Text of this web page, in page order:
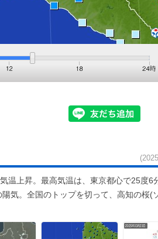
温上昇。最高気温は、東京都心で25度6
気。全国のトップを切って、高知の桜(